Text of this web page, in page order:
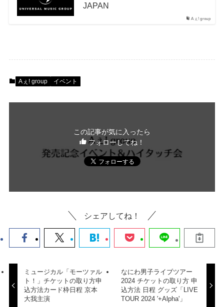
Aぇ! group
JAPAN
Aぇ! group イベント
この記事が気に入ったら
フォローしてね！
シェアしてね！
ミュージカル「モーツァル
ト！」チケットの取り方申
込方法カード枠日程 京本
大我主演
なにわ男子ライブツアー
2024 チケットの取り方 申
込方法 日程 グッズ「LIVE
TOUR 2024 '+Alpha'」